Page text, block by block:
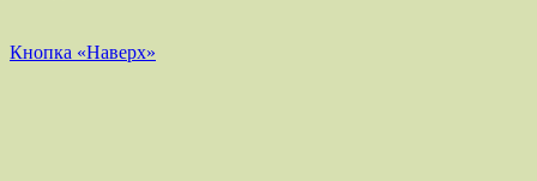
Кнопка «Наверх»